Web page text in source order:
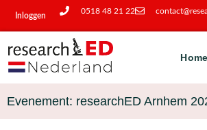
Inloggen
0518 48 21 22
Home
Evenement: researchED Arnhem